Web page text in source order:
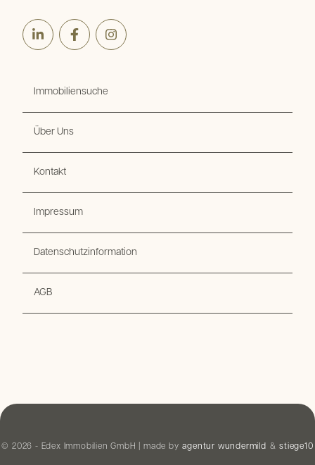
LinkedInFacebookInstagram
Immobiliensuche
Über Uns
Kontakt
Impressum
Datenschutzinformation
AGB
© 2026 - Edex Immobilien GmbH | made by agentur wundermild & stiege10